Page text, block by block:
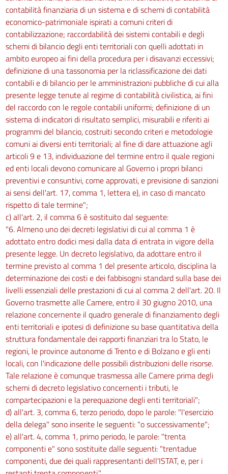
contabilità finanziaria di un sistema e di schemi di contabilità
economico-patrimoniale ispirati a comuni criteri di
contabilizzazione; raccordabilità dei sistemi contabili e degli
schemi di bilancio degli enti territoriali con quelli adottati in
ambito europeo ai fini della procedura per i disavanzi eccessivi;
definizione di una tassonomia per la riclassificazione dei dati
contabili e di bilancio per le amministrazioni pubbliche di cui alla
presente legge tenute al regime di contabilità civilistica, ai fini
del raccordo con le regole contabili uniformi; definizione di un
sistema di indicatori di risultato semplici, misurabili e riferiti ai
programmi del bilancio, costruiti secondo criteri e metodologie
comuni ai diversi enti territoriali; al fine di dare attuazione agli
articoli 9 e 13, individuazione del termine entro il quale regioni
ed enti locali devono comunicare al Governo i propri bilanci
preventivi e consuntivi, come approvati, e previsione di sanzioni
ai sensi dell'art. 17, comma 1, lettera e), in caso di mancato
rispetto di tale termine";
c) all'art. 2, il comma 6 è sostituito dal seguente:
"6. Almeno uno dei decreti legislativi di cui al comma 1 è
adottato entro dodici mesi dalla data di entrata in vigore della
presente legge. Un decreto legislativo, da adottare entro il
termine previsto al comma 1 del presente articolo, disciplina la
determinazione dei costi e dei fabbisogni standard sulla base dei
livelli essenziali delle prestazioni di cui al comma 2 dell'art. 20. Il
Governo trasmette alle Camere, entro il 30 giugno 2010, una
relazione concernente il quadro generale di finanziamento degli
enti territoriali e ipotesi di definizione su base quantitativa della
struttura fondamentale dei rapporti finanziari tra lo Stato, le
regioni, le province autonome di Trento e di Bolzano e gli enti
locali, con l'indicazione delle possibili distribuzioni delle risorse.
Tale relazione è comunque trasmessa alle Camere prima degli
schemi di decreto legislativo concernenti i tributi, le
compartecipazioni e la perequazione degli enti territoriali";
d) all'art. 3, comma 6, terzo periodo, dopo le parole: "l'esercizio
della delega" sono inserite le seguenti: "o successivamente";
e) all'art. 4, comma 1, primo periodo, le parole: "trenta
componenti e" sono sostituite dalle seguenti: "trentadue
componenti, due dei quali rappresentanti dell'ISTAT, e, per i